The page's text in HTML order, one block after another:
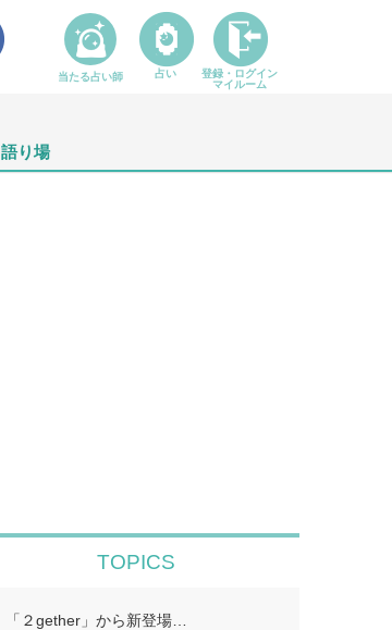
語り場
TOPICS
「２gether」から新登場…
当たる占い師 占い
登録・ログイン
マイルーム